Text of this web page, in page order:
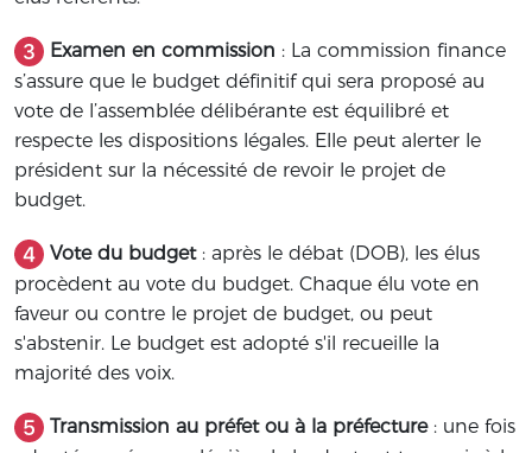
Examen en commission : La commission finance
s’assure que le budget définitif qui sera proposé au
vote de l’assemblée délibérante est équilibré et
respecte les dispositions légales. Elle peut alerter le
président sur la nécessité de revoir le projet de
budget.
Vote du budget: après le débat (DOB), les élus
procèdent au vote du budget. Chaque élu vote en
faveur ou contre le projet de budget, ou peut
s'abstenir. Le budget est adopté s'il recueille la
majorité des voix.
Transmission au préfet ou à la préfecture : une fois